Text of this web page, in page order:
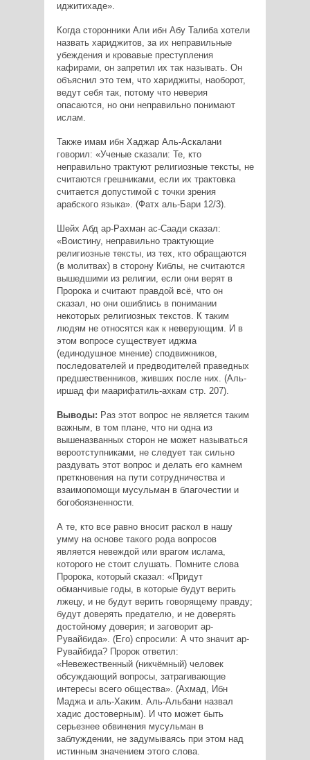
иджитихаде».
Когда сторонники Али ибн Абу Талиба хотели
назвать хариджитов, за их неправильные
убеждения и кровавые преступления
кафирами, он запретил их так называть. Он
объяснил это тем, что хариджиты, наоборот,
ведут себя так, потому что неверия
опасаются, но они неправильно понимают
ислам.
Также имам ибн Хаджар Аль-Аскалани
говорил: «Ученые сказали: Те, кто
неправильно трактуют религиозные тексты, не
считаются грешниками, если их трактовка
считается допустимой с точки зрения
арабского языка». (Фатх аль-Бари 12/3).
Шейх Абд ар-Рахман ас-Саади сказал:
«Воистину, неправильно трактующие
религиозные тексты, из тех, кто обращаются
(в молитвах) в сторону Киблы, не считаются
вышедшими из религии, если они верят в
Пророка и считают правдой всё, что он
сказал, но они ошиблись в понимании
некоторых религиозных текстов. К таким
людям не относятся как к неверующим. И в
этом вопросе существует иджма
(единодушное мнение) сподвижников,
последователей и предводителей праведных
предшественников, живших после них. (Аль-
иршад фи маарифатиль-ахкам стр. 207).
Выводы: Раз этот вопрос не является таким
важным, в том плане, что ни одна из
вышеназванных сторон не может называться
вероотступниками, не следует так сильно
раздувать этот вопрос и делать его камнем
преткновения на пути сотрудничества и
взаимопомощи мусульман в благочестии и
богобоязненности.
А те, кто все равно вносит раскол в нашу
умму на основе такого рода вопросов
является невеждой или врагом ислама,
которого не стоит слушать. Помните слова
Пророка, который сказал: «Придут
обманчивые годы, в которые будут верить
лжецу, и не будут верить говорящему правду;
будут доверять предателю, и не доверять
достойному доверия; и заговорит ар-
Рувайбида». (Его) спросили: А что значит ар-
Рувайбида? Пророк ответил:
«Невежественный (никчёмный) человек
обсуждающий вопросы, затрагивающие
интересы всего общества». (Ахмад, Ибн
Маджа и аль-Хаким. Аль-Альбани назвал
хадис достоверным). И что может быть
серьезнее обвинения мусульман в
заблуждении, не задумываясь при этом над
истинным значением этого слова.